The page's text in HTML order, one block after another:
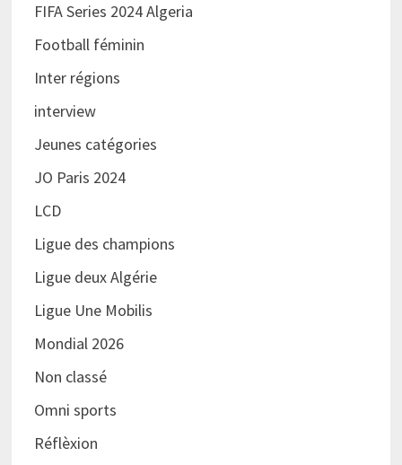
FIFA Series 2024 Algeria
Football féminin
Inter régions
interview
Jeunes catégories
JO Paris 2024
LCD
Ligue des champions
Ligue deux Algérie
Ligue Une Mobilis
Mondial 2026
Non classé
Omni sports
Réflèxion